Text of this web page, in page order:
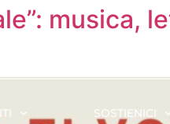
SOSTIENICI
musica,